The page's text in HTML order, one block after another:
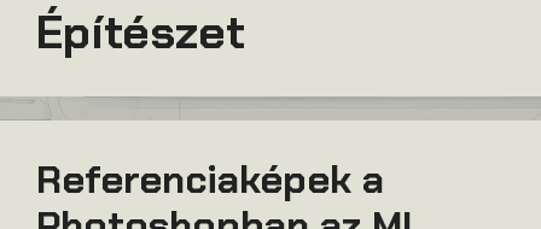
Építészet
Referenciaképek a